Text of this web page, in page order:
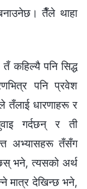
तैँले थाहा
कहिल्यै पनि सिद्ध
पनि प्रवेश
तँलाई धारणाहरू र
गर्दछन् र ती
अभ्यासहरू तँसँग
भने, त्यसको अर्थ
मात्र देखिन्छ भने,